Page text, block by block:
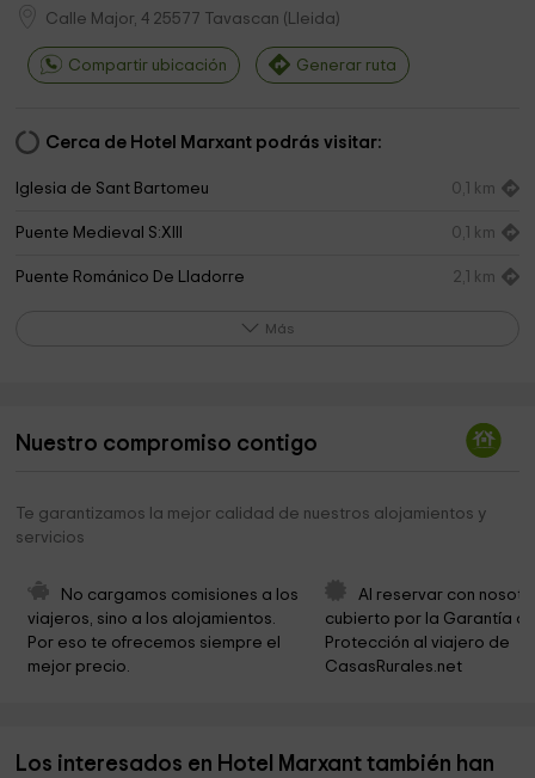
Calle Major, 4 25577 Tavascan ( Lleida)
Compartir ubicación Generar ruta
Cerca de Hotel Marxant podrás visitar:
Iglesia de Sant Bartomeu 0,1 km
Puente Medieval S:XIII 0,1 km
Puente Románico De Lladorre 2,1 km
Mare de Déu del Pont 4,3 km
Cementerio
Sant Pere de Lladrós
Ayuntamiento De Tavascan
Santa Maria de Ginestarre 5,4 km
Ayuntamiento de Lladorre 7,4 km
Más
Nuestro compromiso contigo
Te garantizamos la mejor calidad de nuestros alojamientos y
servicios
No cargamos comisiones a los
viajeros, sino a los alojamientos.
Por eso te ofrecemos siempre el
mejor precio.
Al reservar con
cubierto por la Garantía
Protección al viajero de
CasasRurales.net
Los interesados en Hotel Marxant también han